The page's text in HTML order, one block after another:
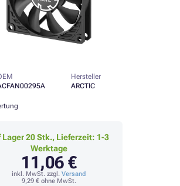
Hersteller
ARCTIC
Lager 20 Stk., Lieferzeit: 1-3
Werktage
11,06 €
inkl. MwSt. zzgl. Versand
9,29 €ohne MwSt.